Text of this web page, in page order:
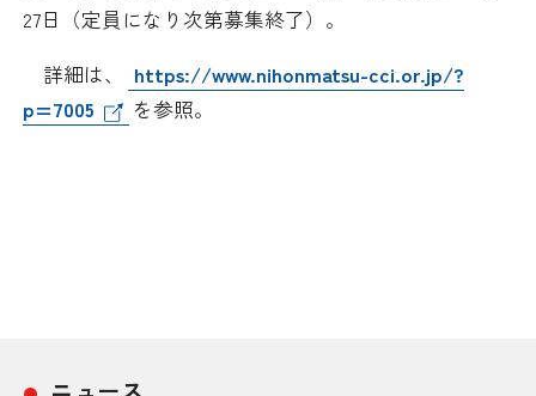
青年部・女性会
日商創立100周年宣言
27日（定員になり次第募集終了）。
詳細は、
https://www.nihonmatsu-cci.or.jp/?
p=7005
を参照。